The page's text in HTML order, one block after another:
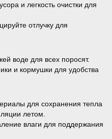
и легкость очистки для
отлучку для
воде для всех поросят.
и кормушки для удобства
для сохранения тепла
летом.
влаги для поддержания